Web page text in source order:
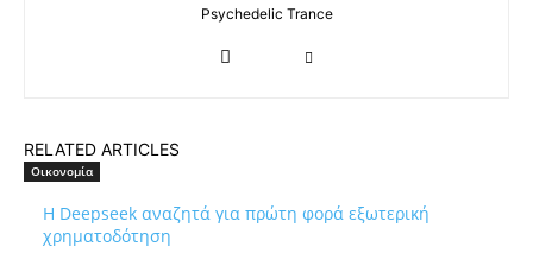
Psychedelic Trance
RELATED ARTICLES
Οικονομία
Η Deepseek αναζητά για πρώτη φορά εξωτερική
χρηματοδότηση